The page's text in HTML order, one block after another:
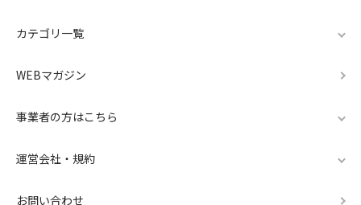
カテゴリ一覧
WEBマガジン
事業者の方はこちら
運営会社・規約
お問い合わせ